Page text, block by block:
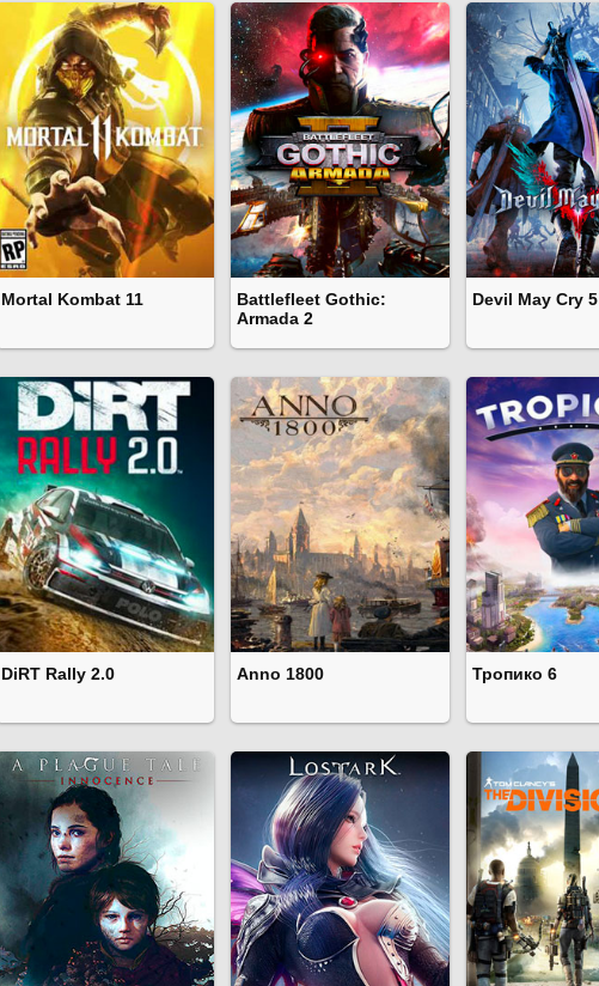
Mortal Kombat 11
Battlefleet Gothic:
Armada 2
Devil May Cry 5
DiRT Rally 2.0 Anno 1800 Тропико 6